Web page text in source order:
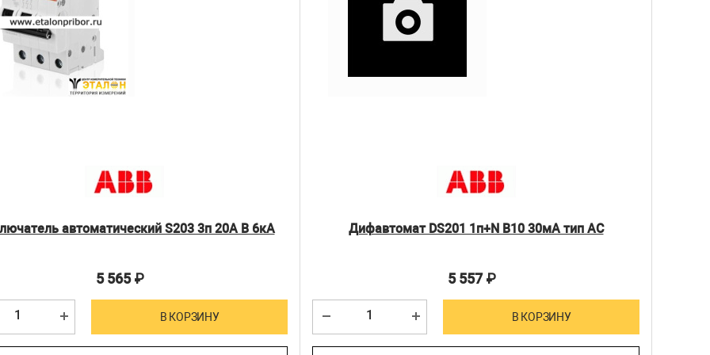
автоматический S203 3п 20А В 6кА
5 565₽
В КОРЗИНУ
Дифавтомат DS201 1п+N B10 30мА тип АС
5 557₽
В КОРЗИНУ